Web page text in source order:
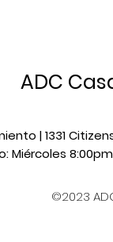
ADC
| 1331
Miércoles
©2023